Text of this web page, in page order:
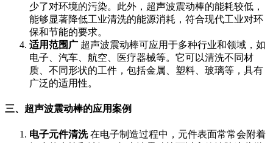
少了对环境的污染。此外，超声波震动棒的能耗较低，
能够显著降低工业清洗的能源消耗，符合现代工业对环
保和节能的要求。
适用范围广 超声波震动棒可应用于多种行业和领域，如
电子、汽车、航空、医疗器械等。它可以清洗不同材
质、不同形状的工件，包括金属、塑料、玻璃等，具有
广泛的适用性。
三、超声波震动棒的应用案例
电子元件清洗在电子制造过程中，元件表面常常会附着